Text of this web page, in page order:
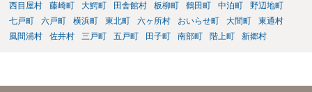
西目屋村
藤崎町 大鰐町 田舎館村 板柳町 鶴田町 中泊町
野辺地町
七戸町
六戸町 横浜町 東北町 六ヶ所村 おいらせ町 大間町
東通村
風間浦村
佐井村 三戸町 五戸町 田子町 南部町 階上町 新郷村